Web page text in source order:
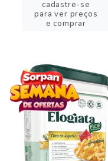
cadastre-se
para ver preços
e comprar